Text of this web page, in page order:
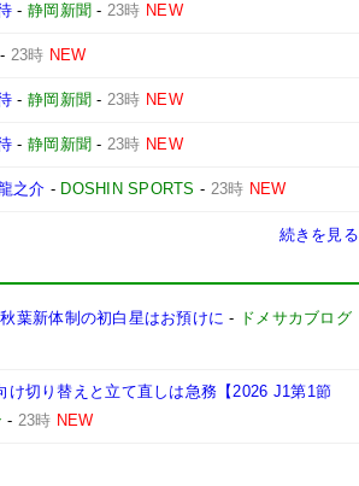
-静岡新聞 - 23時 NEW
- 23時 NEW
-静岡新聞 - 23時 NEW
-静岡新聞 - 23時 NEW
之介 - DOSHIN SPORTS - 23時 NEW
続きを見る
葉新体制の初白星はお預けに - ドメサカブログ
切り替えと立て直しは急務【2026 J1第1節
- 23時 NEW